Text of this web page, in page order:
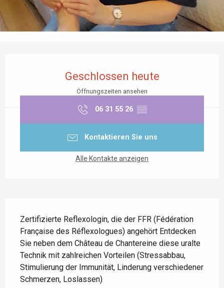
Geschlossen heute
Öffnungszeiten ansehen
06 31 55 26 ▒▒
Kontaktieren Sie uns
Alle Kontakte anzeigen
Zertifizierte Reflexologin, die der FFR (Fédération
Française des Réflexologues) angehört Entdecken
Sie neben dem Château de Chantereine diese uralte
Technik mit zahlreichen Vorteilen (Stressabbau,
Stimulierung der Immunität, Linderung verschiedener
Schmerzen, Loslassen)